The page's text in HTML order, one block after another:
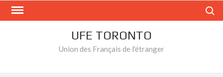
Skip
UFE TORONTO
Union des Français de l'étranger